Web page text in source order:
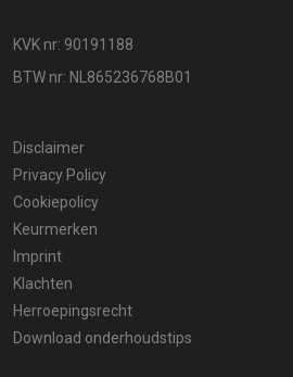
KVK nr: 90191188
BTW nr: NL865236768B01
Disclaimer
Privacy Policy
Cookiepolicy
Keurmerken
Imprint
Klachten
Herroepingsrecht
Download onderhoudstips